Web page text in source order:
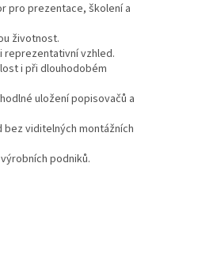
pro prezentace, školení a
životnost.
reprezentativní vzhled.
i při dlouhodobém
uložení popisovačů a
viditelných montážních
podniků.